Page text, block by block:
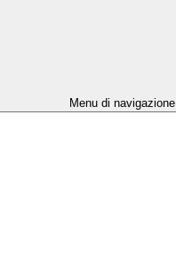
Menu di navigazione